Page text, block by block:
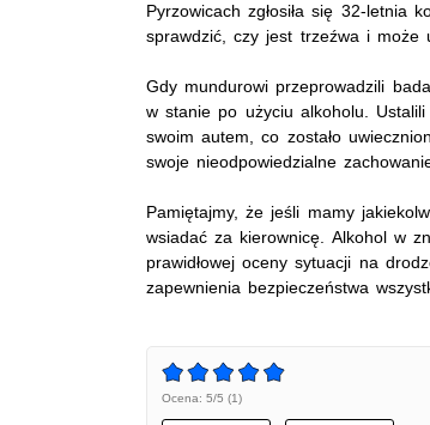
Pyrzowicach zgłosiła się 32-letnia
sprawdzić, czy jest trzeźwa i może
Gdy mundurowi przeprowadzili
w stanie po użyciu alkoholu.
swoim autem, co zostało
swoje nieodpowiedzialne
Pamiętajmy, że jeśli mamy
wsiadać za kierownicę. Alkohol w
prawidłowej oceny sytuacji na
zapewnienia bezpieczeństwa
Ocena: 5/5 (1)